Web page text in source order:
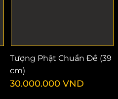
Tượng Phật Chuẩn Đề (39
cm)
30.000.000 VND